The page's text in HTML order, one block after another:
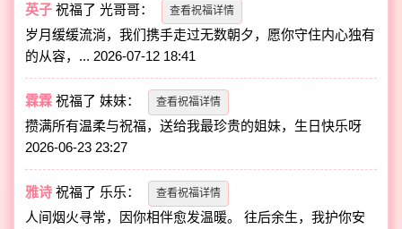
英子 祝福了光哥哥： 查看祝福详情
岁月缓缓流淌，我们携手走过无数朝夕，愿你守住内心独有
的从容，... 2026-07-12 18:41
霖霖 祝福了妹妹： 查看祝福详情
攒满所有温柔与祝福，送给我最珍贵的姐妹，生日快乐呀
2026-06-23 23:27
雅诗 祝福了 乐乐： 查看祝福详情
人间烟火寻常，因你相伴愈发温暖。 往后余生，我护你安